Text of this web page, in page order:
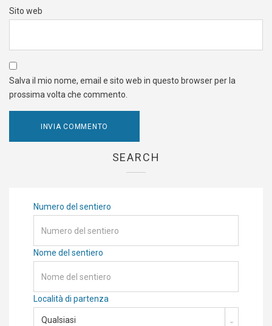
Sito web
Salva il mio nome, email e sito web in questo browser per la
prossima volta che commento.
SEARCH
Numero del sentiero
Nome del sentiero
Località di partenza
Qualsiasi